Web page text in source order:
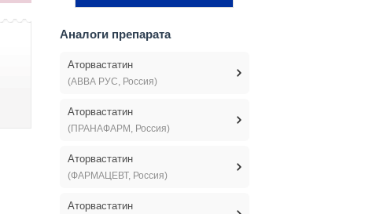
Аналоги препарата
Аторвастатин
(АВВА РУС, Россия)
Аторвастатин
(ПРАНАФАРМ, Россия)
Аторвастатин
(ФАРМАЦЕВТ, Россия)
Аторвастатин